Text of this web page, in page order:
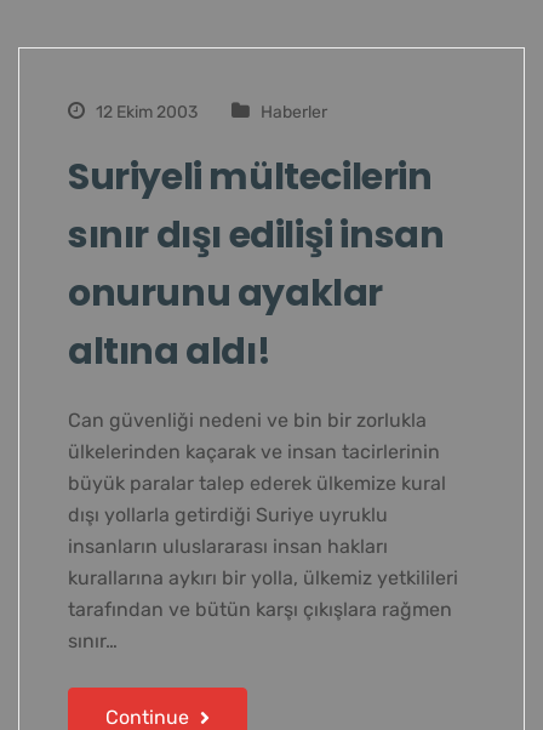
12 Ekim 2003 Haberler
Suriyeli mültecilerin
sınır dışı edilişi insan
onurunu ayaklar
altına aldı!
Can güvenliği nedeni ve bin bir zorlukla
ülkelerinden kaçarak ve insan tacirlerinin
büyük paralar talep ederek ülkemize kural
dışı yollarla getirdiği Suriye uyruklu
insanların uluslararası insan hakları
kurallarına aykırı bir yolla, ülkemiz yetkilileri
tarafından ve bütün karşı çıkışlara rağmen
sınır…
Continue